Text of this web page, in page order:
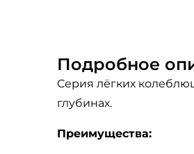
Подробное
Серия лёгких
глубинах.
Преимущества: